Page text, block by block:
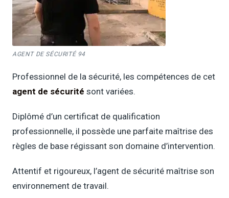
AGENT DE SÉCURITÉ 94
Professionnel de la sécurité, les compétences de cet
agent de sécurité sont variées.
Diplômé d’un certificat de qualification
professionnelle, il possède une parfaite maîtrise des
règles de base régissant son domaine d’intervention.
Attentif et rigoureux, l’agent de sécurité maîtrise son
environnement de travail.